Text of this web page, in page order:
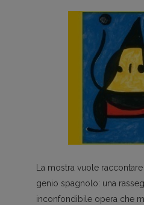
La mostra vuole
genio spagnolo: una
inconfondibile opera che